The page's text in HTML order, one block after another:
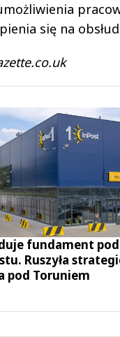
się na
fundament
Ruszyła
pod Toruniem